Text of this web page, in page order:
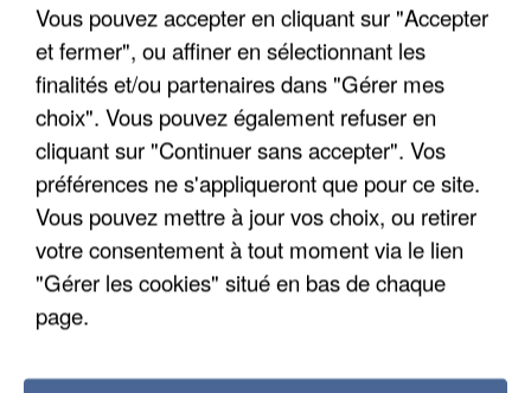
APRÈS TOUTES CES CANICULES, LES REFUGES
DE FAUNE SAUVAGE SONT...
Vous pouvez accepter en cliquant sur "Accepter
et fermer", ou affiner en sélectionnant les
finalités et/ou partenaires dans "Gérer mes
choix". Vous pouvez également refuser en
cliquant sur "Continuer sans accepter". Vos
préférences ne s'appliqueront que pour ce site.
Vous pouvez mettre à jour vos choix, ou retirer
votre consentement à tout moment via le lien
"Gérer les cookies" situé en bas de chaque
page.